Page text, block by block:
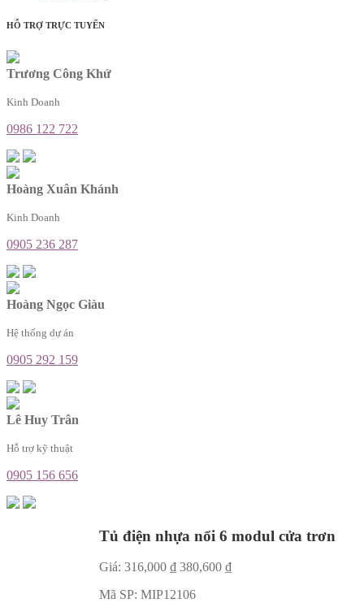
HỖ TRỢ TRỰC TUYẾN
Trương Công Khứ
Kinh Doanh
0986 122 722
Hoàng Xuân Khánh
Kinh Doanh
0905 236 287
Hoàng Ngọc Giàu
Hệ thống dự án
0905 292 159
Lê Huy Trân
Hỗ trợ kỹ thuật
0905 156 656
Tủ điện nhựa nổi 6 modul cửa trơn
Giá: 316,000 ₫ 380,600 ₫
Mã SP: MIP12106